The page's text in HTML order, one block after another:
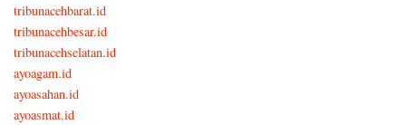
tribunacehbarat.id
tribunacehbesar.id
tribunacehselatan.id
ayoagam.id
ayoasahan.id
ayoasmat.id